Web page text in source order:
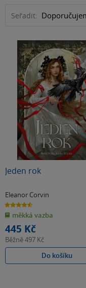
Seřadit:
Jeden rok
Eleanor Corvin
4.6
z
5
hvězdiček
měkká vazba
445 Kč
Běžně497 Kč
Do košíku